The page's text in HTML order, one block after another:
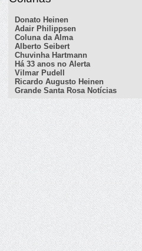
Donato Heinen
Adair Philippsen
Coluna da Alma
Alberto Seibert
Chuvinha Hartmann
Há 33 anos no Alerta
Vilmar Pudell
Ricardo Augusto Heinen
Grande Santa Rosa Notícias